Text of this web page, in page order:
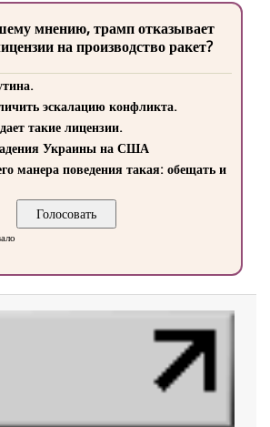
мнению, трамп отказывает
на производство ракет?
эскалацию конфликта.
такие лицензии.
Украины на США
манера поведения такая: обещать и